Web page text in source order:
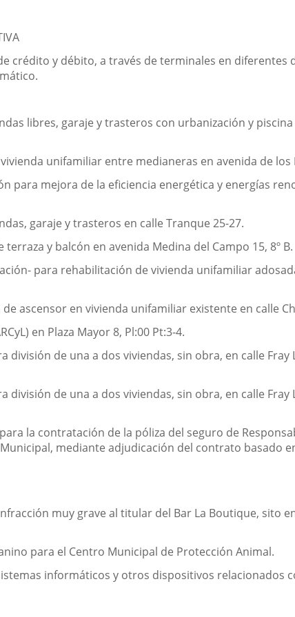
y débito, a través de terminales en diferentes
libres, garaje y trasteros con urbanización y piscina
unifamiliar entre medianeras en avenida de los
para mejora de la eficiencia energética y energías
garaje y trasteros en calle Tranque 25-27.
y balcón en avenida Medina del Campo 15, 8º B.
para rehabilitación de vivienda unifamiliar
ascensor en vivienda unifamiliar existente en calle
en Plaza Mayor 8, Pl:00 Pt:3-4.
de una a dos viviendas, sin obra, en calle Fray
de una a dos viviendas, sin obra, en calle Fray
la contratación de la póliza del seguro de
mediante adjudicación del contrato basado
muy grave al titular del Bar La Boutique, sito
para el Centro Municipal de Protección Animal.
informáticos y otros dispositivos relacionados